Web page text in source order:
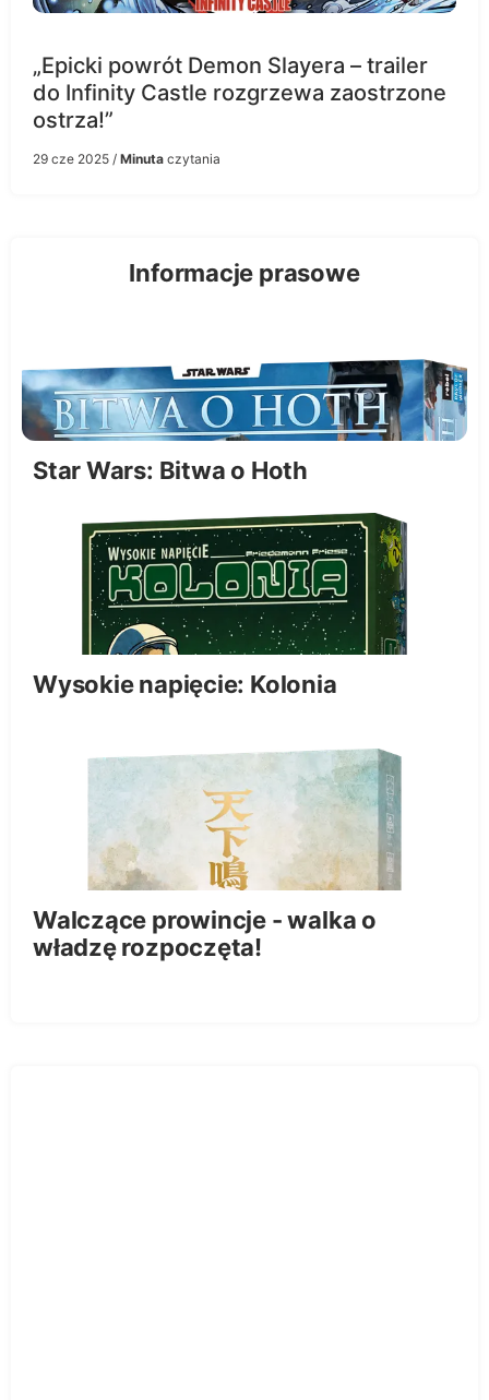
„Epicki powrót Demon Slayera – trailer
do Infinity Castle rozgrzewa zaostrzone
ostrza!”
29 cze 2025 / Minuta czytania
Informacje prasowe
Star Wars: Bitwa o Hoth
Wysokie napięcie: Kolonia
Walczące prowincje - walka o
władzę rozpoczęta!